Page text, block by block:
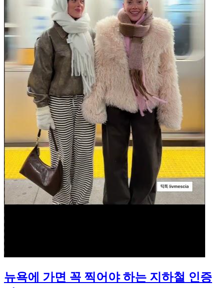
뉴욕에 가면 꼭 찍어야 하는 지하철 인증